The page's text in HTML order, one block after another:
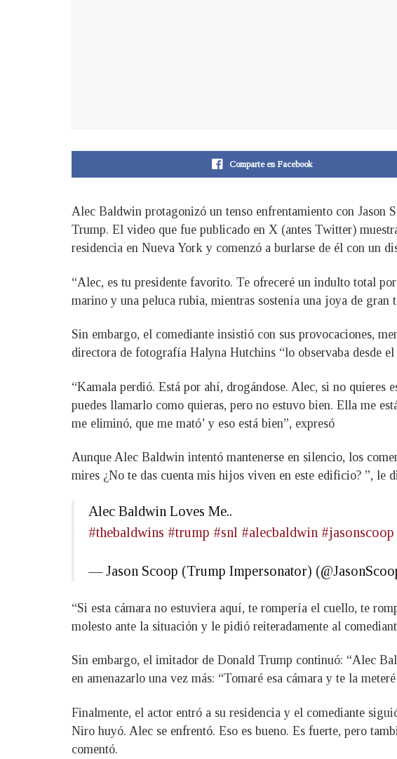
Comparte en Facebook
Alec Baldwin protagonizó un tenso enfrentamiento con Jason
Trump. El video que fue publicado en X (antes Twitter)
residencia en Nueva York y comenzó a burlarse de él con un
“Alec, es tu presidente favorito. Te ofreceré un indulto total
marino y una peluca rubia, mientras sostenía una joya de
Sin embargo, el comediante insistió con sus provocaciones,
directora de fotografía Halyna Hutchins “lo observaba desde
“Kamala perdió. Está por ahí, drogándose. Alec, si no quieres
puedes llamarlo como quieras, pero no estuvo bien. Ella me
me eliminó, que me mató’ y eso está bien”, expresó
Aunque Alec Baldwin intentó mantenerse en silencio, los
mires ¿No te das cuenta mis hijos viven en este edificio? ”, le
Alec Baldwin Loves Me..
#thebaldwins #trump #snl #alecbaldwin #jasonscoop
— Jason Scoop (Trump Impersonator)
“Si esta cámara no estuviera aquí, te rompería el cuello, te
molesto ante la situación y le pidió reiteradamente al
Sin embargo, el imitador de Donald Trump continuó: “Alec
en amenazarlo una vez más: “Tomaré esa cámara y te la
Finalmente, el actor entró a su residencia y el comediante
Niro huyó. Alec se enfrentó. Eso es bueno. Es fuerte, pero
comentó.